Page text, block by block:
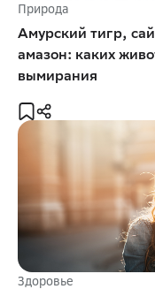
Природа
Амурский тигр,
амазон: каких
вымирания
Здоровье